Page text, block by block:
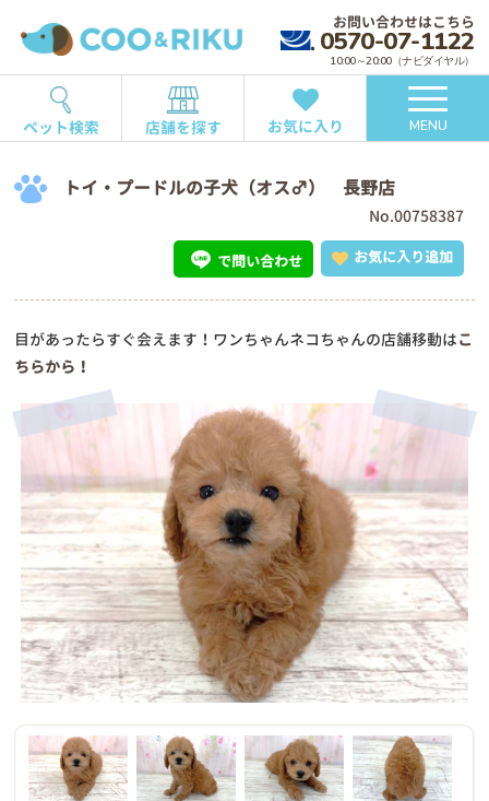
お問い合わせはこちら
0570-07-1122
10:00～20:00（ナビダイヤル）
ペット検索 店舗を探す お気に入り MENU
トイ・プードルの子犬（オス♂） 長野店
No.00758387
お気に入り追加
で問い合わせ
目があったらすぐ会えます！ワンちゃんネコちゃんの店舗移動はこ
ちらから！